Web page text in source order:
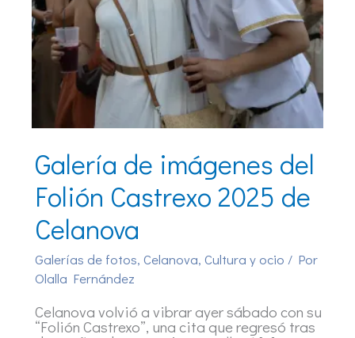
Galería de imágenes del
Folión Castrexo 2025 de
Celanova
Galerías de fotos, Celanova, Cultura y ocio / Por
Olalla Fernández
Celanova volvió a vibrar ayer sábado con su
“Folión Castrexo”, una cita que regresó tras